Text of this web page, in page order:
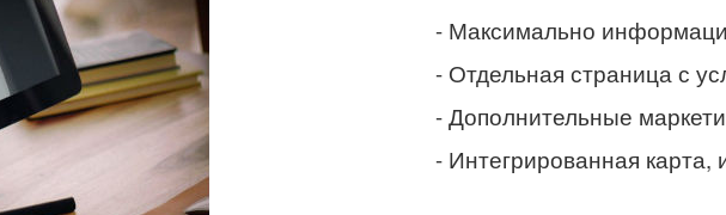
- Максимально
- Отдельная страница с
- Дополнительные
- Интегрированная карта,